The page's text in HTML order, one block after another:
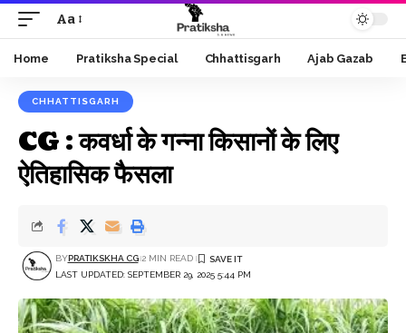
Font
Resizer
Aa
Home Pratiksha Special Chhattisgarh Ajab Gazab
CHHATTISGARH
CG : कवर्धा के गन्ना किसानों के लिए
ऐतिहासिक फैसला
LAST UPDATED: SEPTEMBER 29, 2025 5:44 PM
BYPRATIKSKHA CG 2 MIN READ